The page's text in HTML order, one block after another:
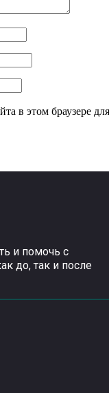
в этом браузере для
и помочь с
до, так и после